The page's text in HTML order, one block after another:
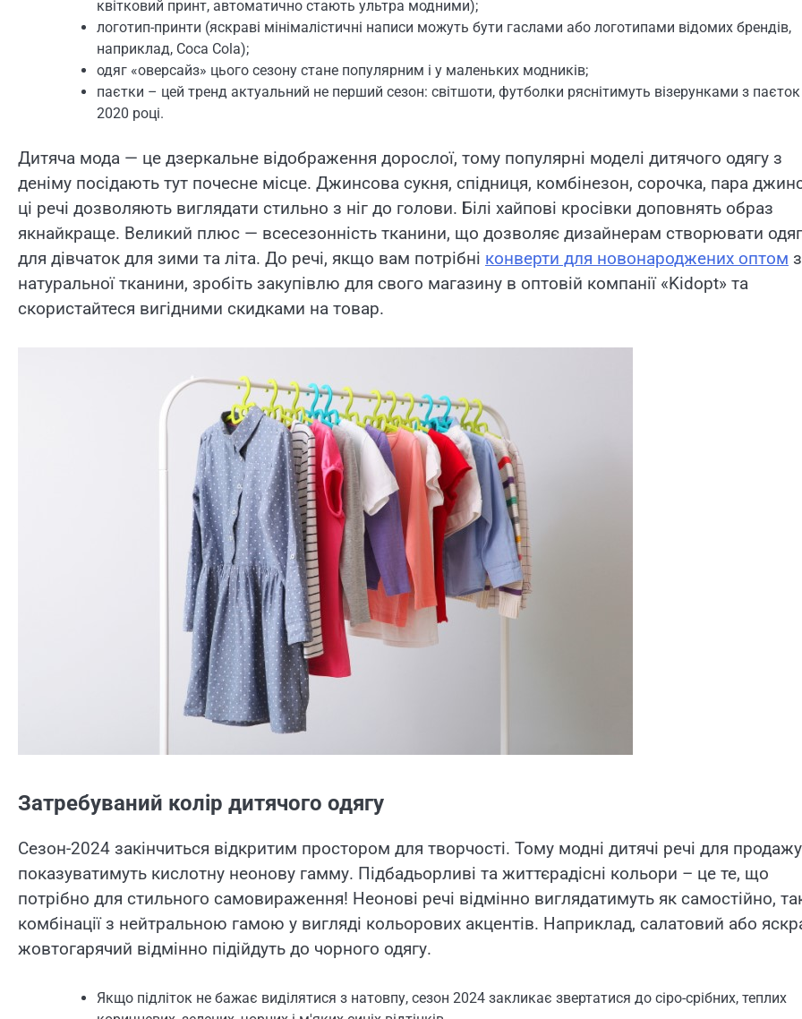
квітковий принт, автоматично стають ультра модними);
логотип-принти (яскраві мінімалістичні написи можуть бути гаслами або логотипами відомих брендів,
наприклад, Coca Cola);
одяг «оверсайз» цього сезону стане популярним і у маленьких модників;
паєтки – цей тренд актуальний не перший сезон: світшоти, футболки ряснітимуть візерунками з паєток
2020 році.
Дитяча мода — це дзеркальне відображення дорослої, тому популярні моделі дитячого одягу з
деніму посідають тут почесне місце. Джинсова сукня, спідниця, комбінезон, сорочка, пара
ці речі дозволяють виглядати стильно з ніг до голови. Білі хайпові кросівки доповнять образ
якнайкраще. Великий плюс — всесезонність тканини, що дозволяє дизайнерам створювати одяг
для дівчаток для зими та літа. До речі, якщо вам потрібні конверти для новонароджених оптом з
натуральної тканини, зробіть закупівлю для свого магазину в оптовій компанії «Kidopt» та
скористайтеся вигідними скидками на товар.
Затребуваний колір дитячого одягу
Сезон-2024 закінчиться відкритим простором для творчості. Тому модні дитячі речі для продажу
показуватимуть кислотну неонову гамму. Підбадьорливі та життєрадісні кольори – це те, що
потрібно для стильного самовираження! Неонові речі відмінно виглядатимуть як самостійно,
комбінації з нейтральною гамою у вигляді кольорових акцентів. Наприклад, салатовий або
жовтогарячий відмінно підійдуть до чорного одягу.
Якщо підліток не бажає виділятися з натовпу, сезон 2024 закликає звертатися до сіро-срібних, теплих